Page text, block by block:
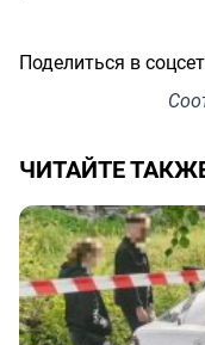
Поделиться в
ЧИТАЙТЕ